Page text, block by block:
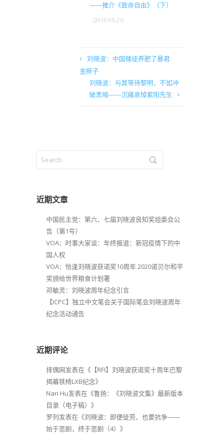
——推介《致命自由》（下）
(2019-05-25)
刘晓波：中国赌徒养肥了暴君
金胖子
刘晓波：与其等待黎明，不如冲
破黑暗——沉痛哀悼紫阳先生
近期文章
中国民主党：第六、七届刘晓波良知奖组委会公
告（第1号）
VOA：时事大家谈：年终报道：新冠疫情下的中
国人权
VOA：恰逢刘晓波获诺奖10周年 2020诺贝尔和平
奖颁给世界粮食计划署
邓敏灵：刘晓波周年纪念引言
【ICPC】独立中文笔会关于国际笔会刘晓波周年
纪念活动通告
近期评论
择偶网发表在《 【RFI】刘晓波获诺奖十周年巴黎
揭幕铁椅LXB纪念》
Nan Hu发表在《鲁扬：《刘晓波文集》最新版本
目录（电子稿） 》
罗列发表在《刘晓波：即便徒劳、也要抗争——
始于悲剧，终于悲剧（4） 》